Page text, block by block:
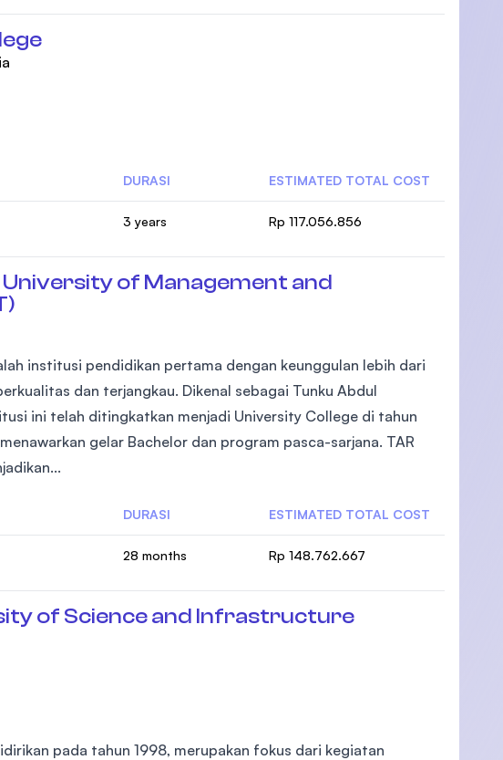
DURASI ESTIMATED TOTAL COST
3 years Rp 117.056.856
of Management and
institusi pendidikan pertama dengan keunggulan lebih dari
dan terjangkau. Dikenal sebagai Tunku Abdul
ini telah ditingkatkan menjadi University College di tahun
gelar Bachelor dan program pasca-sarjana. TAR
DURASI ESTIMATED TOTAL COST
28 months Rp 148.762.667
of Science and Infrastructure
pada tahun 1998, merupakan fokus dari kegiatan